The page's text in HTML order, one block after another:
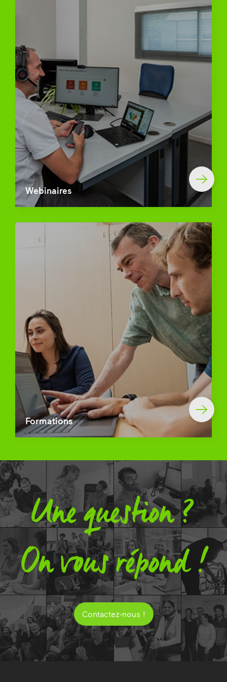
Webinaires
Formations
Une question ?
On vous répond !
Contactez-nous !